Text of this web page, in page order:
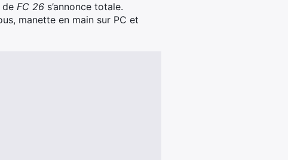
de FC 26 s’annonce totale.
manette en main sur PC et